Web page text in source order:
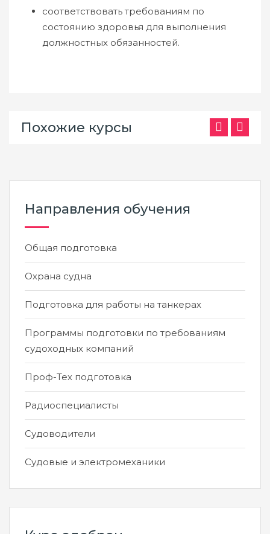
соответствовать требованиям по
состоянию здоровья для выполнения
должностных обязанностей.
Похожие курсы
Направления обучения
Общая подготовка
Охрана судна
Подготовка для работы на танкерах
Программы подготовки по требованиям
судоходных компаний
Проф-Тех подготовка
Радиоспециалисты
Судоводители
Судовые и электромеханики